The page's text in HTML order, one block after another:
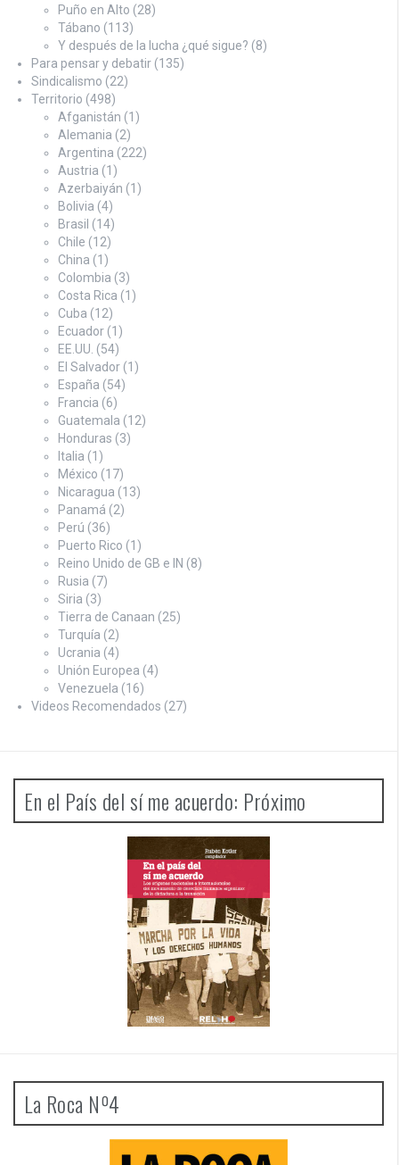
Puño en Alto (28)
Tábano (113)
Y después de la lucha ¿qué sigue? (8)
Para pensar y debatir (135)
Sindicalismo (22)
Territorio (498)
Afganistán (1)
Alemania (2)
Argentina (222)
Austria (1)
Azerbaiyán (1)
Bolivia (4)
Brasil (14)
Chile (12)
China (1)
Colombia (3)
Costa Rica (1)
Cuba (12)
Ecuador (1)
EE.UU. (54)
El Salvador (1)
España (54)
Francia (6)
Guatemala (12)
Honduras (3)
Italia (1)
México (17)
Nicaragua (13)
Panamá (2)
Perú (36)
Puerto Rico (1)
Reino Unido de GB e IN (8)
Rusia (7)
Siria (3)
Tierra de Canaan (25)
Turquía (2)
Ucrania (4)
Unión Europea (4)
Venezuela (16)
Videos Recomendados (27)
En el País del sí me acuerdo: Próximo
La Roca Nº4